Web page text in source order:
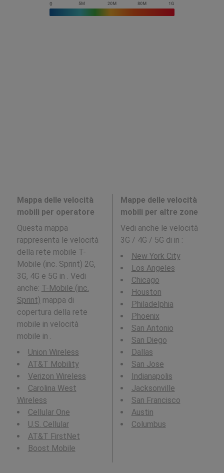
Mappa delle velocità
mobili per operatore
Questa mappa
rappresenta le velocità
della rete mobile T-
Mobile (inc. Sprint) 2G,
3G, 4G e 5G in . Vedi
anche: T-Mobile (inc.
Sprint) mappa di
copertura della rete
mobile in velocità
mobile in .
Union Wireless
AT&T Mobility
Verizon Wireless
Carolina West
Wireless
Cellular One
U.S. Cellular
AT&T FirstNet
Boost Mobile
Mappe delle velocità
mobili per altre zone
Vedi anche le velocità
3G / 4G / 5G di in :
New York City
Los Angeles
Chicago
Houston
Philadelphia
Phoenix
San Antonio
San Diego
Dallas
San Jose
Indianapolis
Jacksonville
San Francisco
Austin
Columbus